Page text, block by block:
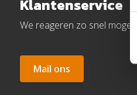
Klantenservice
We reageren zo snel mogelijk.
Mail ons